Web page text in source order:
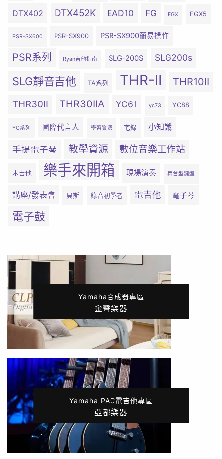
DTX402 DTX452K EAD10 FG FGX FGX5
PSR-SX600 PSR-SX900 PSR-SX900簡易操作
PSR系列 Ryan吉他指南 SLG-200S SLG200s
SLG靜音吉他 TA系列 THR-II THR10II
THR30II THR30IIA YC61 yc73 YC88
YC系列 國際代言人 學習資源 宅錄 小知識
手提電子琴 教學資源 數位音樂工作站
木吉他 樂手來開箱 現場演奏 舞台型鍵盤
講座/發表會 貝斯 錄音初學者 電吉他 電子琴
電子鼓
Yamaha合成器專區
金聲樂器
Yamaha PAC電吉他專區
亞都樂器